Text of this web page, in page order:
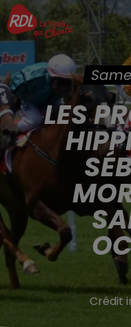
LES
Crédit